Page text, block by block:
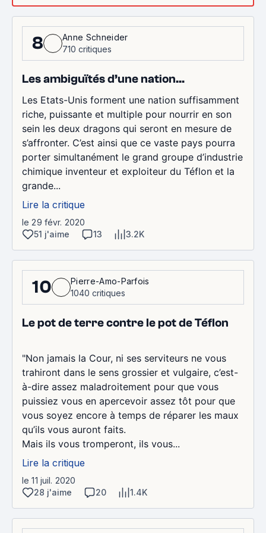
8
Anne Schneider
710 critiques
Les ambiguïtés d’une nation...
Les Etats-Unis forment une nation suffisamment
riche, puissante et multiple pour nourrir en son
sein les deux dragons qui seront en mesure de
s’affronter. C’est ainsi que ce vaste pays pourra
porter simultanément le grand groupe d’industrie
chimique inventeur et exploiteur du Téflon et la
grande...
Lire la critique
le 29 févr. 2020
51 j'aime
13 3.2K
10
Pierre-Amo-Parfois
1040 critiques
Le pot de terre contre le pot de Téflon
"Non jamais la Cour, ni ses serviteurs ne vous
trahiront dans le sens grossier et vulgaire, c’est-
à-dire assez maladroitement pour que vous
puissiez vous en apercevoir assez tôt pour que
vous soyez encore à temps de réparer les maux
qu’ils vous auront faits.
Mais ils vous tromperont, ils vous...
Lire la critique
le 11 juil. 2020
28 j'aime
20 1.4K